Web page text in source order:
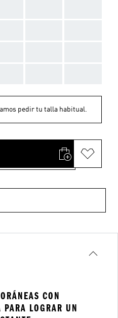
pedir tu talla habitual.
CON
LOGRAR UN